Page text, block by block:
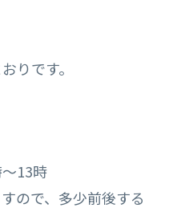
りです。
13時
ので、多少前後する